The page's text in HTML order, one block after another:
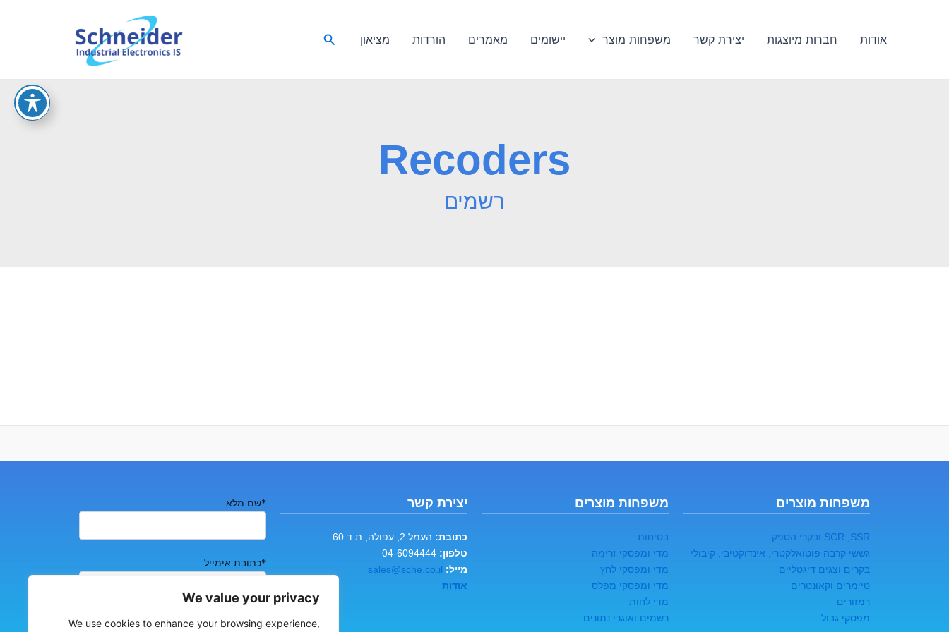
We value your privacy
We use cookies to enhance your browsing experience,
אודות
חברות מיוצגות יצירת קשר משפחות מוצר יישומים מאמרים הורדות מציאון חיפוש
Recoders
רשמים
משפחות מוצרים
SCR ,SSR ובקרי הספק
גששי קרבה פוטואלקטרי, אינדוקטיבי, קיבולי
בקרים וצגים דיגטליים
טיימרים וקאונטרים
רמזורים
מפסקי גבול
משפחות מוצרים
בטיחות
מדי ומפסקי זרימה
מדי ומפסקי לחץ
מדי ומפסקי מפלס
מדי לחות
רשמים ואוגרי נתונים
יצירת קשר
כתובת: העמל 2, עפולה, ת.ד 60
טלפון:
מייל: sales@sche.co.il
אודות
*שם מלא
*כתובת אימייל
*טלפון נייד